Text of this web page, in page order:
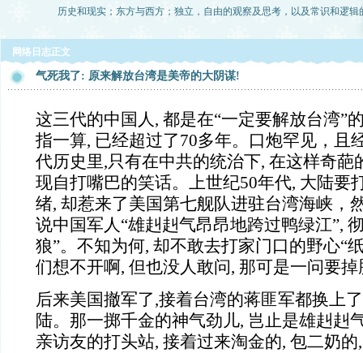
历史和现实；东方与西方；独立，自由的观察及思考，以及常识和逻辑
网络日志正文
气死我了: 原来解放台湾是美帝的大阴谋!
这三代的中国人, 都是在“一定要解放台湾”
指一算, 已经超过了70多年。口炮罕见，且
代历史里,只有在中共的统治下, 在这样奇葩
现自打嘴巴的笑话。上世纪50年代, 大陆要
绪, 却惹来了美国第七舰队进驻台湾海峡，
说中国军人“雄赳赳气昂昂地跨过鸭绿江”,
狼”。不知为何, 却不敢去打家门口的野心“
们想不开啊, 但也没人敢问, 那可是一问要
后来美国撤军了,接着台湾的蒋匪军都换上
陆。那一掷千金的神气劲儿, 岂止是雄赳赳
亲访友的打头站, 接着过来淘金的, 包二奶